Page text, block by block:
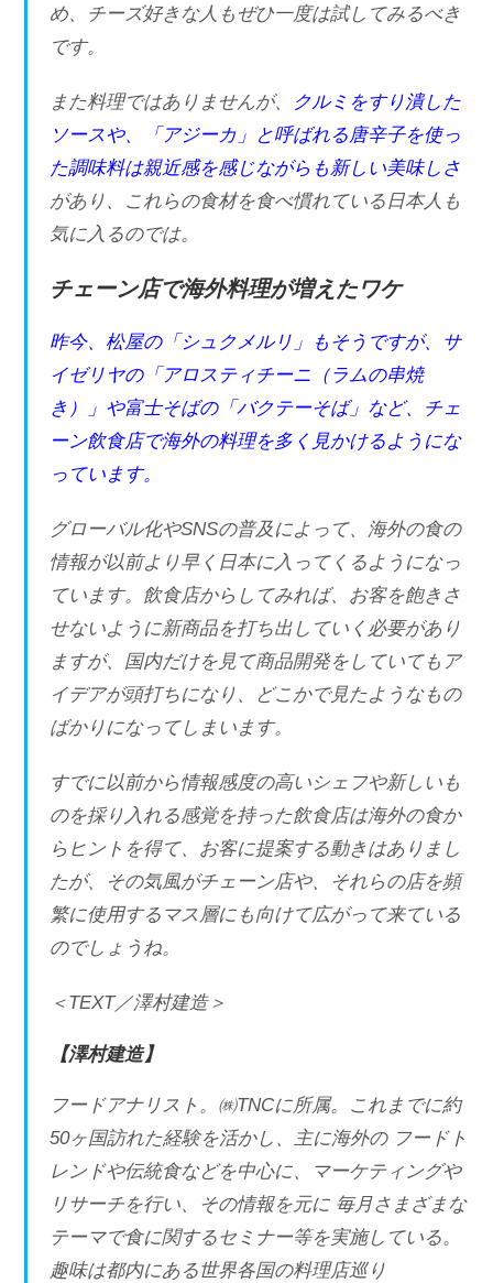
め、チーズ好きな人もぜひ一度は試してみるべき
です。
また料理ではありませんが、
クルミをすり潰した
ソースや、「アジーカ」と呼ばれる唐辛子を使っ
た調味料は親近感を感じながらも新しい美味しさ
があり、これらの食材を食べ慣れている日本人も
気に入るのでは。
チェーン店で海外料理が増えたワケ
昨今、松屋の「シュクメルリ」もそうですが、サ
イゼリヤの「アロスティチーニ（ラムの串焼
き）」や富士そばの「バクテーそば」など、チェ
ーン飲食店で海外の料理を多く見かけるようにな
っています。
グローバル化やSNSの普及によって、海外の食の
情報が以前より早く日本に入ってくるようになっ
ています。飲食店からしてみれば、お客を飽きさ
せないように新商品を打ち出していく必要があり
ますが、国内だけを見て商品開発をしていてもア
イデアが頭打ちになり、どこかで見たようなもの
ばかりになってしまいます。
すでに以前から情報感度の高いシェフや新しいも
のを採り入れる感覚を持った飲食店は海外の食か
らヒントを得て、お客に提案する動きはありまし
たが、その気風がチェーン店や、それらの店を頻
繁に使用するマス層にも向けて広がって来ている
のでしょうね。
＜TEXT／澤村建造＞
【澤村建造】
フードアナリスト。㈱TNCに所属。これまでに約
50ヶ国訪れた経験を活かし、主に海外の フードト
レンドや伝統食などを中心に、マーケティングや
リサーチを行い、その情報を元に 毎月さまざまな
テーマで食に関するセミナー等を実施している。
趣味は都内にある世界各国の料理店巡り